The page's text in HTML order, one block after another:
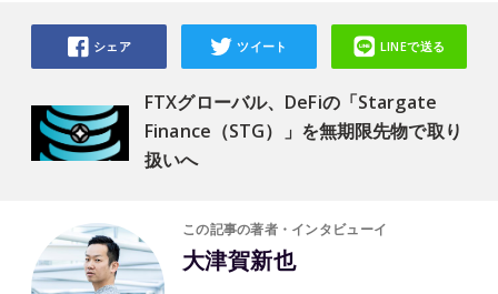
FTXグローバル、DeFiの「Stargate
Finance（STG）」を無期限先物で取り
扱いへ
シェア ツイート LINEで送る
この記事の著者・インタビューイ
大津賀新也